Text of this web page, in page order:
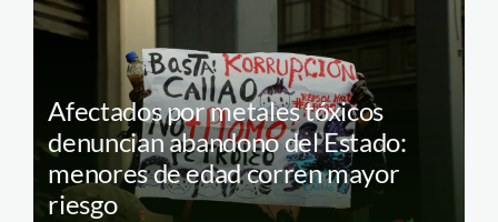
Afectados por metales tóxicos
denuncian abandono del Estado:
menores de edad corren mayor
riesgo